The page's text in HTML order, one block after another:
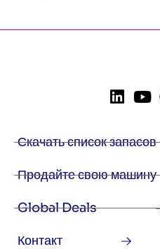
Скачать список запасов
Продайте свою машину
Global Deals
Контакт